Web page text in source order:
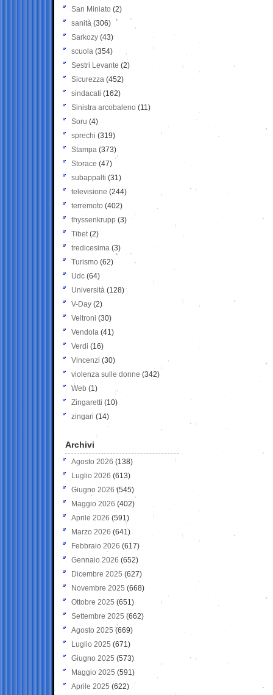
San Miniato (2)
sanità (306)
Sarkozy (43)
scuola (354)
Sestri Levante (2)
Sicurezza (452)
sindacati (162)
Sinistra arcobaleno (11)
Soru (4)
sprechi (319)
Stampa (373)
Storace (47)
subappalti (31)
televisione(244)
terremoto (402)
thyssenkrupp (3)
Tibet(2)
tredicesima (3)
Turismo (62)
Udc (64)
Università (128)
V-Day (2)
Veltroni (30)
Vendola (41)
Verdi (16)
Vincenzi (30)
violenza sulle donne (342)
Web (1)
Zingaretti (10)
zingari (14)
Archivi
Agosto 2026 (138)
Luglio 2026 (613)
Giugno 2026 (545)
Maggio 2026 (402)
Aprile 2026 (591)
Marzo 2026 (641)
Febbraio 2026 (617)
Gennaio 2026 (652)
Dicembre 2025 (627)
Novembre 2025 (668)
Ottobre 2025 (651)
Settembre 2025 (662)
Agosto 2025 (669)
Luglio 2025 (671)
Giugno 2025 (573)
Maggio 2025 (591)
Aprile 2025 (622)